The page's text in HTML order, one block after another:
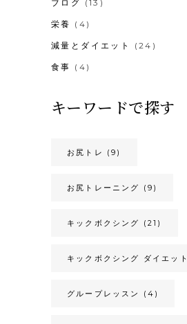
ブログ (13)
栄養 (4)
減量とダイエット (24)
食事 (4)
キーワードで探す
お尻トレ (9)
お尻トレーニング (9)
キックボクシング (21)
キックボクシング ダイエット
グループレッスン (4)